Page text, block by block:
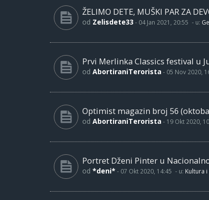
ŽELIMO DETE, MUŠKI PAR ZA
od Zelisdete33 - 04 Jan 2021, 20:55 - u:
Prvi Merlinka Classics festival u
od AbortiraniTerorista - 05 Nov 2020,
Optimist magazin broj 56
od AbortiraniTerorista - 19 Okt 2020,
Portret Dženi Pinter u
od *deni* - 07 Okt 2020, 14:45 - u: Kultura